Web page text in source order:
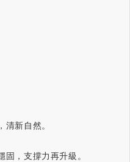
新自然。
，支撐力再升級。